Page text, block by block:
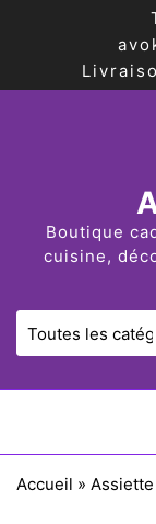
Boutique
cuisine,
Accueil »